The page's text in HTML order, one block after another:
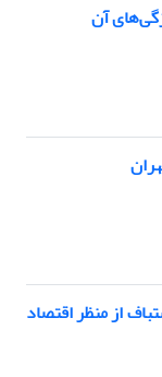
آن
از منظر اقتصاد